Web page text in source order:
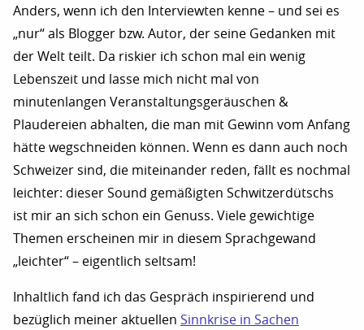
Anders, wenn ich den Interviewten kenne – und sei es
„nur“ als Blogger bzw. Autor, der seine Gedanken mit
der Welt teilt. Da riskier ich schon mal ein wenig
Lebenszeit und lasse mich nicht mal von
minutenlangen Veranstaltungsgeräuschen &
Plaudereien abhalten, die man mit Gewinn vom Anfang
hätte wegschneiden können. Wenn es dann auch noch
Schweizer sind, die miteinander reden, fällt es nochmal
leichter: dieser Sound gemäßigten Schwitzerdütschs
ist mir an sich schon ein Genuss. Viele gewichtige
Themen erscheinen mir in diesem Sprachgewand
„leichter“ – eigentlich seltsam!
Inhaltlich fand ich das Gespräch inspirierend und
bezüglich meiner aktuellen Sinnkrise in Sachen